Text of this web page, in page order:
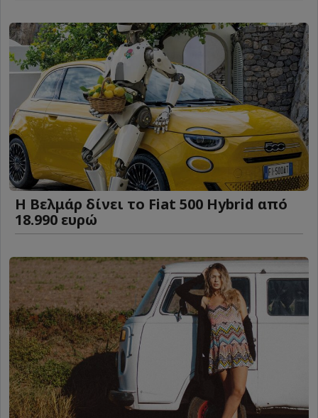
Η Βελμάρ δίνει το Fiat 500 Hybrid από
18.990 ευρώ